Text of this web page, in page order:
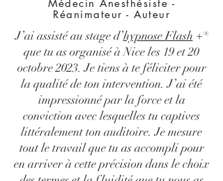
Médecin Anesthésiste -
Réanimateur - Auteur
J’ai assisté au stage d’hypnose Flash +®
que tu as organisé à Nice les 19 et 20
octobre 2023. Je tiens à te féliciter pour
la qualité de ton intervention. J’ai été
impressionné par la force et la
conviction avec lesquelles tu captives
littéralement ton auditoire. Je mesure
tout le travail que tu as accompli pour
en arriver à cette précision dans le choix